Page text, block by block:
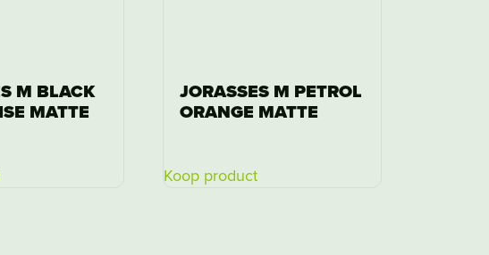
M BLACK
MATTE
JORASSES M PETROL
ORANGE MATTE
Koop product